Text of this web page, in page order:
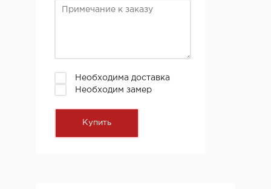
Необходима доставка
Необходим замер